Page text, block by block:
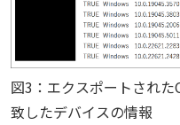
図3：エクスポートされ
致したデバイスの情報